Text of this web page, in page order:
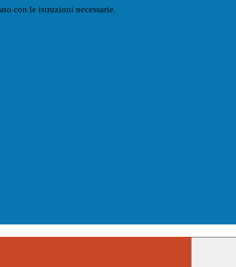
con le istruzioni necessarie.